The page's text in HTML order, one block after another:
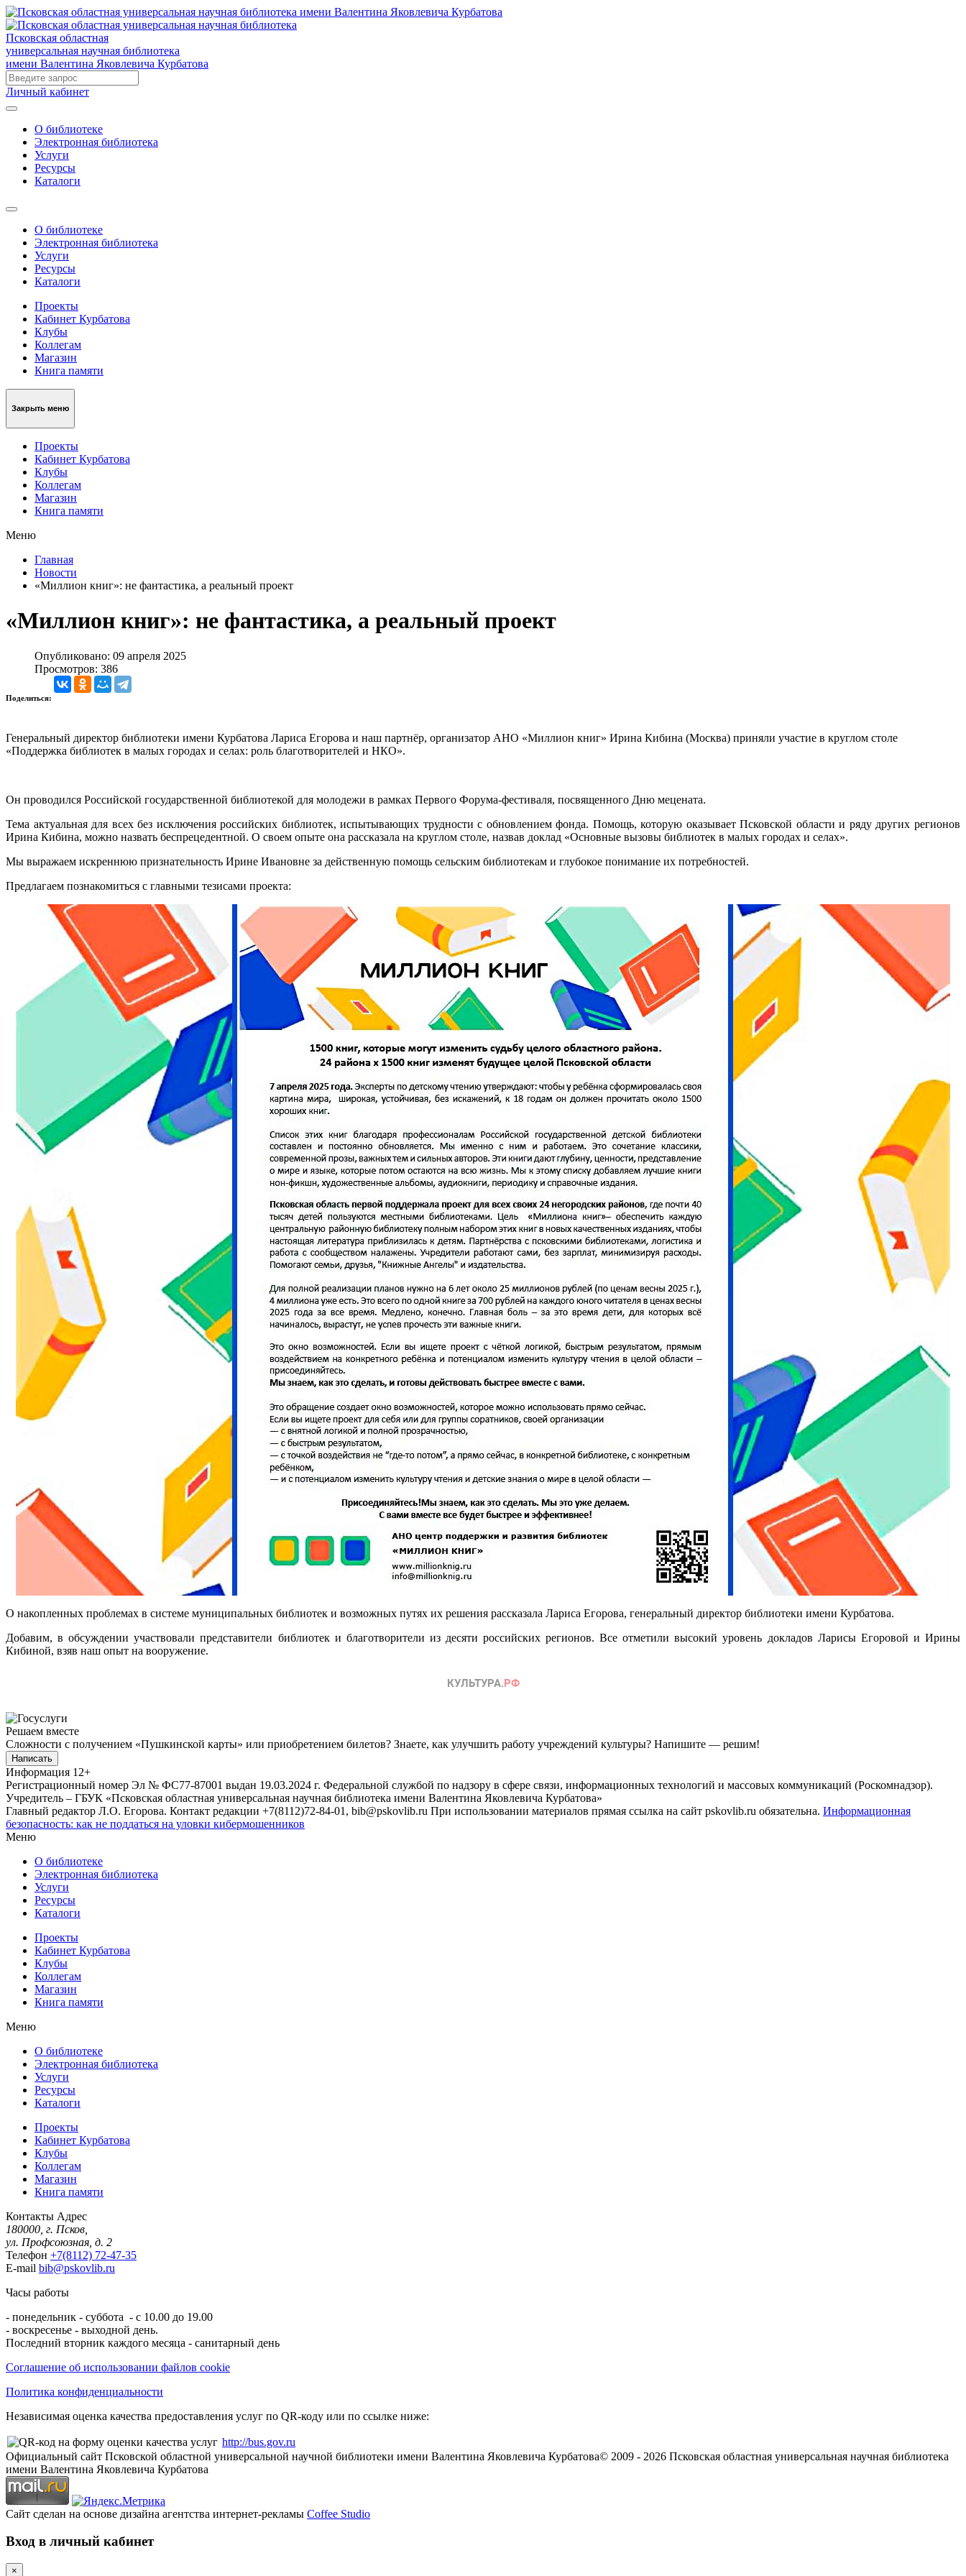
Псковская областная
универсальная научная библиотека
имени Валентина Яковлевича Курбатова
Личный кабинет
О библиотеке
Электронная библиотека
Услуги
Ресурсы
Каталоги
О библиотеке
Электронная библиотека
Услуги
Ресурсы
Каталоги
Проекты
Кабинет Курбатова
Клубы
Коллегам
Магазин
Книга памяти
Закрыть меню
Проекты
Кабинет Курбатова
Клубы
Коллегам
Магазин
Книга памяти
Меню
Главная
Новости
«Миллион книг»: не фантастика, а реальный проект
«Миллион книг»: не фантастика, а реальный проект
Опубликовано: 09 апреля 2025
Просмотров: 386
Поделиться:
Генеральный директор библиотеки имени Курбатова Лариса Егорова и наш партнёр, организатор АНО «Миллион книг» Ирина Кибина (Москва) приняли участие в круглом столе
«Поддержка библиотек в малых городах и селах: роль благотворителей и НКО».
Он проводился Российской государственной библиотекой для молодежи в рамках Первого Форума-фестиваля, посвященного Дню мецената.
Тема актуальная для всех без исключения российских библиотек, испытывающих трудности с обновлением фонда. Помощь, которую оказывает Псковской области и ряду других регионов
Ирина Кибина, можно назвать беспрецедентной. О своем опыте она рассказала на круглом столе, назвав доклад «Основные вызовы библиотек в малых городах и селах».
Мы выражаем искреннюю признательность Ирине Ивановне за действенную помощь сельским библиотекам и глубокое понимание их потребностей.
Предлагаем познакомиться с главными тезисами проекта:
О накопленных проблемах в системе муниципальных библиотек и возможных путях их решения рассказала Лариса Егорова, генеральный директор библиотеки имени Курбатова.
Добавим, в обсуждении участвовали представители библиотек и благотворители из десяти российских регионов. Все отметили высокий уровень докладов Ларисы Егоровой и Ирины
Кибиной, взяв наш опыт на вооружение.
Решаем вместе
Сложности с получением «Пушкинской карты» или приобретением билетов? Знаете, как улучшить работу учреждений культуры? Напишите — решим!
Написать
Информация 12+
Регистрационный номер Эл № ФС77-87001 выдан 19.03.2024 г. Федеральной службой по надзору в сфере связи, информационных технологий и массовых коммуникаций (Роскомнадзор).
Учредитель – ГБУК «Псковская областная универсальная научная библиотека имени Валентина Яковлевича Курбатова»
Главный редактор Л.О. Егорова. Контакт редакции +7(8112)72-84-01, bib@pskovlib.ru При использовании материалов прямая ссылка на сайт pskovlib.ru обязательна. Информационная
безопасность: как не поддаться на уловки кибермошенников
Меню
О библиотеке
Электронная библиотека
Услуги
Ресурсы
Каталоги
Проекты
Кабинет Курбатова
Клубы
Коллегам
Магазин
Книга памяти
Меню
О библиотеке
Электронная библиотека
Услуги
Ресурсы
Каталоги
Проекты
Кабинет Курбатова
Клубы
Коллегам
Магазин
Книга памяти
Контакты Адрес
180000, г. Псков,
ул. Профсоюзная, д. 2
Телефон +7(8112) 72-47-35
E-mail bib@pskovlib.ru
Часы работы
- понедельник - суббота - с 10.00 до 19.00
- воскресенье - выходной день.
Последний вторник каждого месяца - санитарный день
Соглашение об использовании файлов cookie
Политика конфиденциальности
Независимая оценка качества предоставления услуг по QR-коду или по ссылке ниже:
http://bus.gov.ru
Официальный сайт Псковской областной универсальной научной библиотеки имени Валентина Яковлевича Курбатова© 2009 - 2026 Псковская областная универсальная научная библиотека
имени Валентина Яковлевича Курбатова
Сайт сделан на основе дизайна агентства интернет-рекламы Coffee Studio
Вход в личный кабинет
×